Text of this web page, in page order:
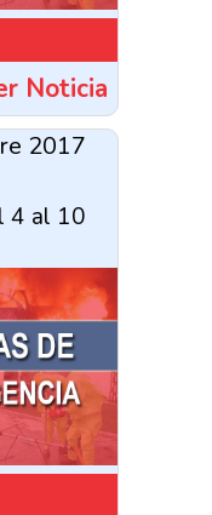
Noticia
2017
4 al 10